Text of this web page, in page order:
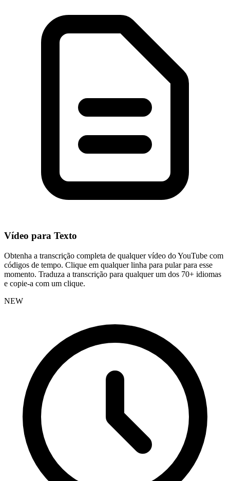
Vídeo para Texto
Obtenha a transcrição completa de qualquer vídeo do YouTube com
códigos de tempo. Clique em qualquer linha para pular para esse
momento. Traduza a transcrição para qualquer um dos 70+ idiomas
e copie-a com um clique.
NEW